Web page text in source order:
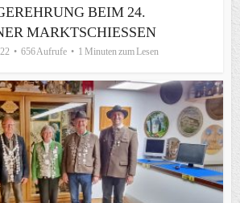
BEIM 24.
MARKTSCHIESSEN
656 Aufrufe 1 Minuten zum Lesen